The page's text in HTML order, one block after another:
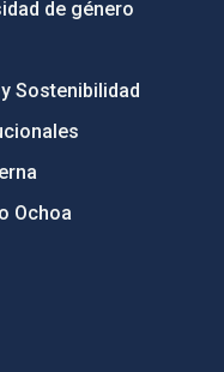
de género
Sostenibilidad
Ochoa